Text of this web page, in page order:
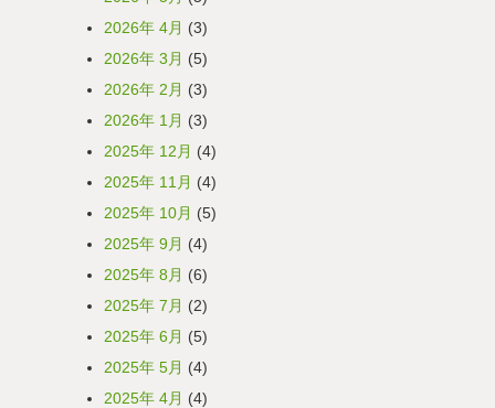
2026年 4月 (3)
2026年 3月 (5)
2026年 2月 (3)
2026年 1月 (3)
2025年 12月 (4)
2025年 11月 (4)
2025年 10月 (5)
2025年 9月 (4)
2025年 8月 (6)
2025年 7月 (2)
2025年 6月 (5)
2025年 5月 (4)
2025年 4月 (4)